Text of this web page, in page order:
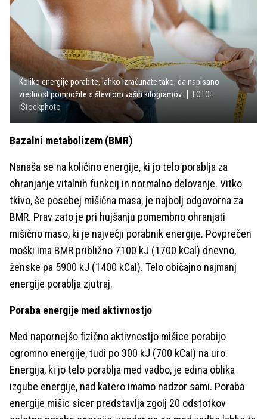
Koliko energije porabite, lahko izračunate tako, da napisano
vrednost pomnožite s številom vaših kilogramov.
FOTO:
iStockphoto
Bazalni metabolizem (BMR)
Nanaša se na količino energije, ki jo telo porablja za
ohranjanje vitalnih funkcij in normalno delovanje. Vitko
tkivo, še posebej mišična masa, je najbolj odgovorna za
BMR. Prav zato je pri hujšanju pomembno ohranjati
mišično maso, ki je največji porabnik energije. Povprečen
moški ima BMR približno 7100 kJ (1700 kCal) dnevno,
ženske pa 5900 kJ (1400 kCal). Telo običajno najmanj
energije porablja zjutraj.
Poraba energije med aktivnostjo
Med napornejšo fizično aktivnostjo mišice porabijo
ogromno energije, tudi po 300 kJ (700 kCal) na uro.
Energija, ki jo telo porablja med vadbo, je edina oblika
izgube energije, nad katero imamo nadzor sami. Poraba
energije mišic sicer predstavlja zgolj 20 odstotkov